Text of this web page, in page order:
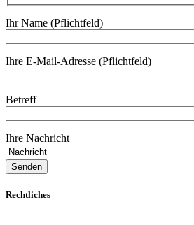
Ihr Name (Pflichtfeld)
Ihre E-Mail-Adresse (Pflichtfeld)
Betreff
Ihre Nachricht
Bitte lasse dieses Feld leer.
Rechtliches